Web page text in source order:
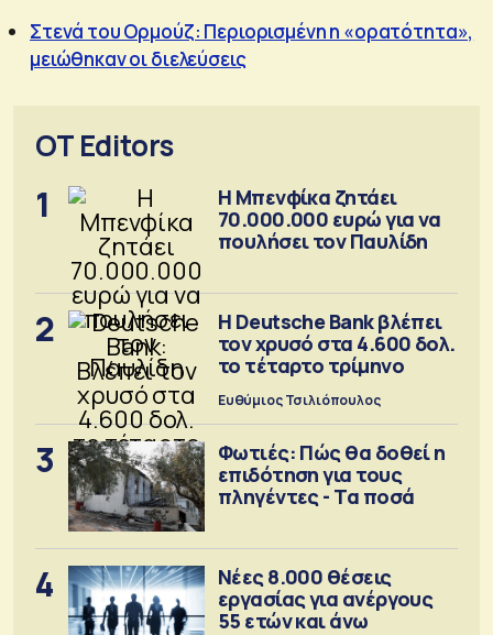
Στενά του Ορμούζ: Περιορισμένη η «ορατότητα»,
μειώθηκαν οι διελεύσεις
OT Editors
1
Η Μπενφίκα ζητάει
70.000.000 ευρώ για να
πουλήσει τον Παυλίδη
2
Η Deutsche Bank βλέπει
τον χρυσό στα 4.600 δολ.
το τέταρτο τρίμηνο
Ευθύμιος Τσιλιόπουλος
3
Φωτιές: Πώς θα δοθεί η
επιδότηση για τους
πληγέντες - Τα ποσά
4
Νέες 8.000 θέσεις
εργασίας για ανέργους
55 ετών και άνω